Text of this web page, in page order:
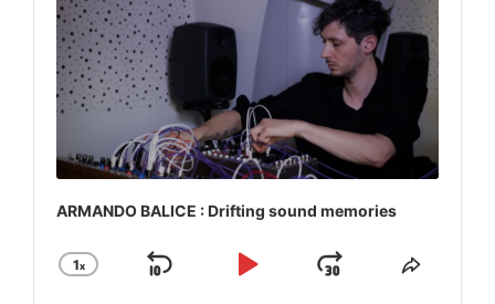
ARMANDO BALICE : Drifting sound memories
Change
1x
Skip
Play
JumpShare